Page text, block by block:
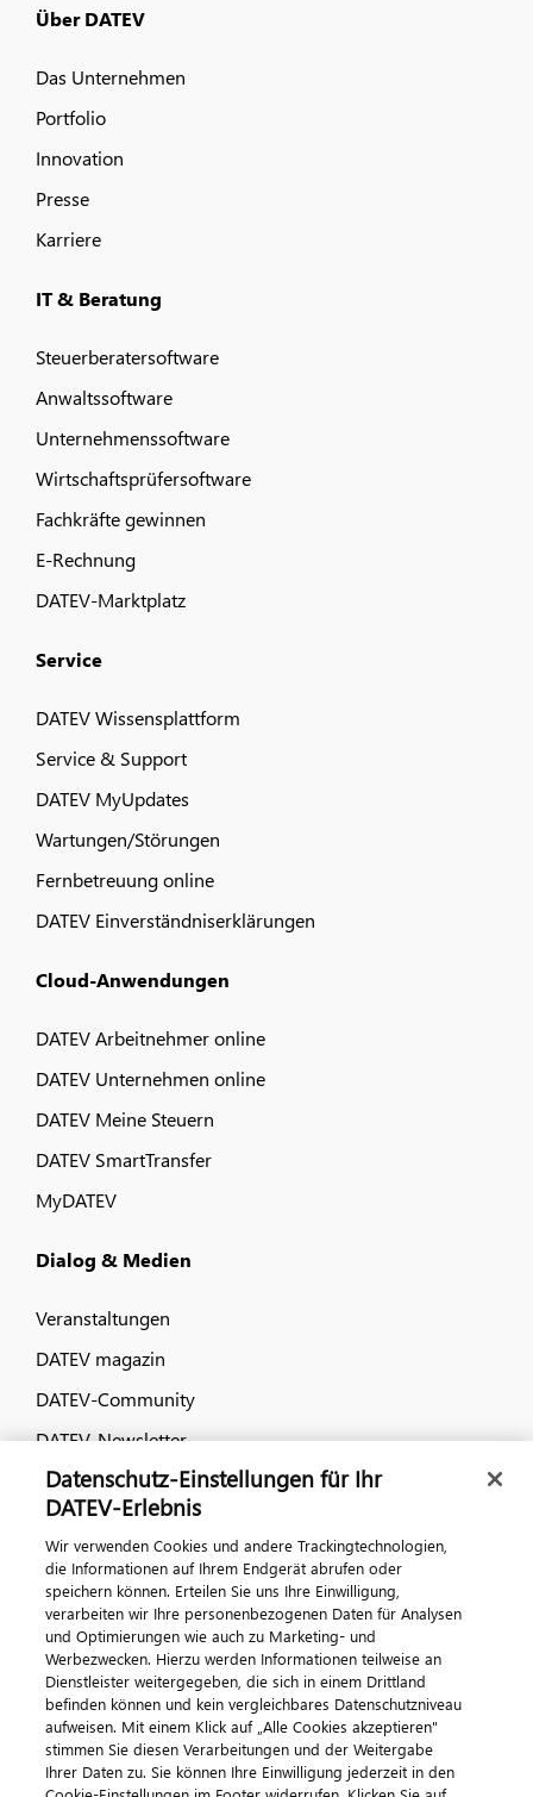
Über DATEV
Das Unternehmen
Portfolio
Innovation
Presse
Karriere
IT & Beratung
Steuerberatersoftware
Anwaltssoftware
Unternehmenssoftware
Wirtschaftsprüfersoftware
Fachkräfte gewinnen
E-Rechnung
DATEV-Marktplatz
Service
DATEV Wissensplattform
Service & Support
DATEV MyUpdates
Wartungen/Störungen
Fernbetreuung online
DATEV Einverständniserklärungen
Cloud-Anwendungen
DATEV Arbeitnehmer online
DATEV Unternehmen online
DATEV Meine Steuern
DATEV SmartTransfer
MyDATEV
Dialog & Medien
Veranstaltungen
DATEV magazin
DATEV-Community
DATEV-Newsletter
Kontaktieren Sie uns
© 2026 DATEV eG
ImpressumDatenschutzAGB Kontakt
Cookie-Einstellungen
Datenschutz-Einstellungen für Ihr
DATEV-Erlebnis
Wir verwenden Cookies und andere Trackingtechnologien,
die Informationen auf Ihrem Endgerät abrufen oder
speichern können. Erteilen Sie uns Ihre Einwilligung,
verarbeiten wir Ihre personenbezogenen Daten für Analysen
und Optimierungen wie auch zu Marketing- und
Werbezwecken. Hierzu werden Informationen teilweise an
Dienstleister weitergegeben, die sich in einem Drittland
befinden können und kein vergleichbares Datenschutzniveau
aufweisen. Mit einem Klick auf „Alle Cookies akzeptieren"
stimmen Sie diesen Verarbeitungen und der Weitergabe
Ihrer Daten zu. Sie können Ihre Einwilligung jederzeit in den